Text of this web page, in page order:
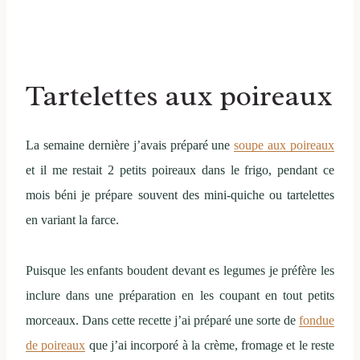
Tartelettes aux poireaux
La semaine dernière j’avais préparé unesoupe aux poireaux
et il me restait 2 petits poireaux dans le frigo, pendant ce
mois béni je prépare souvent des mini-quiche ou tartelettes
en variant la farce.
Puisque les enfants boudent devant es legumes je préfère les
inclure dans une préparation en les coupant en tout petits
morceaux. Dans cette recette j’ai préparé une sorte de fondue
de poireaux que j’ai incorporé à la crème, fromage et le reste